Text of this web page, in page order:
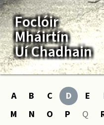
Foclóir
Mháirtín
Uí Chadhain
A B C D E
M
N O P Q